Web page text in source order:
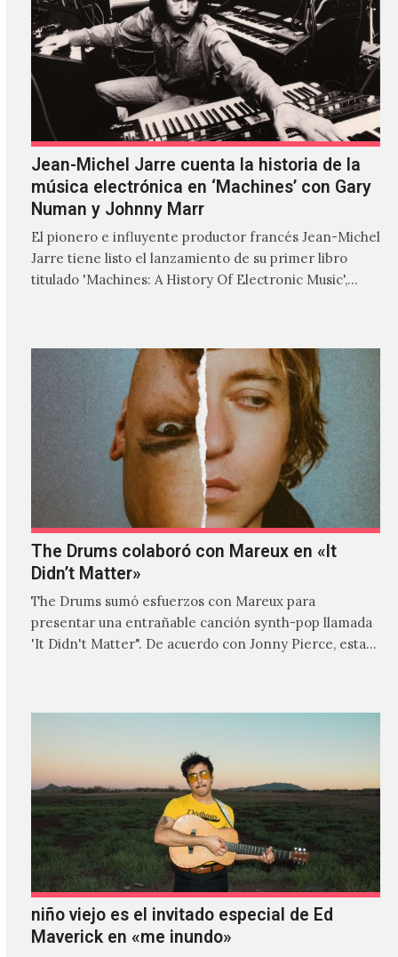
Jean-Michel Jarre cuenta la historia de la
música electrónica en ‘Machines’ con Gary
Numan y Johnny Marr
El pionero e influyente productor francés Jean-Michel
Jarre tiene listo el lanzamiento de su primer libro
titulado 'Machines: A History Of Electronic Music',
The Drums colaboró con Mareux en «It
Didn’t Matter»
The Drums sumó esfuerzos con Mareux para
presentar una entrañable canción synth-pop llamada
'It Didn't Matter". De acuerdo con Jonny Pierce, esta
niño viejo es el invitado especial de Ed
Maverick en «me inundo»